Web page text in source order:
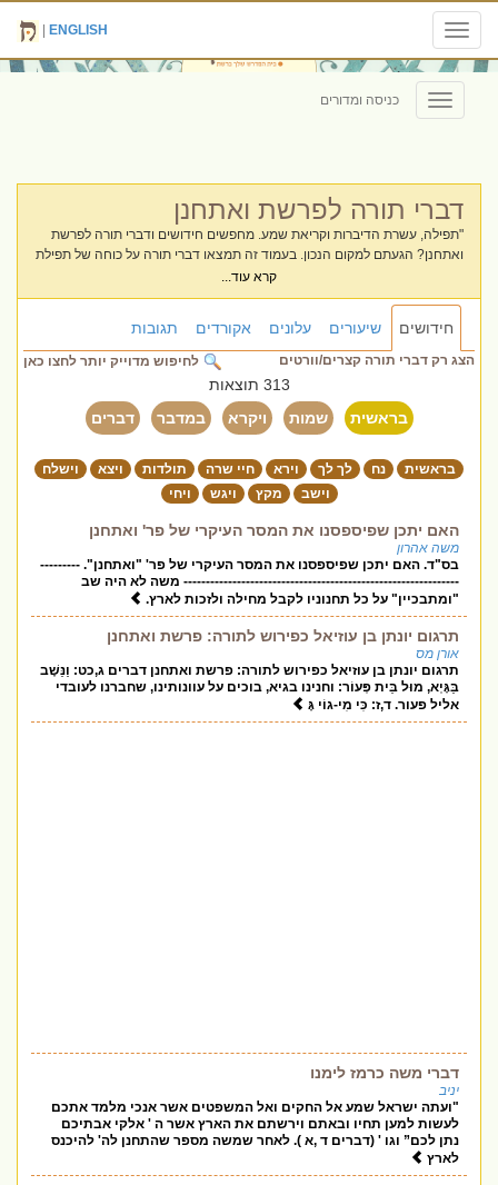
Toggle
navigation
ENGLISH
Toggle
navigation
כניסה ומדורים
דברי תורה לפרשת ואתחנן
"תפילה, עשרת הדיברות וקריאת שמע. מחפשים חידושים ודברי תורה לפרשת
ואתחנן? הגעתם למקום הנכון. בעמוד זה תמצאו דברי תורה על כוחה של תפילת
תחנונים, חשיבות העברת המסורת לילדים והקשר הנצחי בינינו לבין הבורא.
מיטב הוורטים והרעיונות מחכים לכם לקריאה ושיתוף."
קרא עוד...
חידושים שיעורים עלונים אקורדים תגובות
לחיפוש מדוייק יותר לחצו כאן הצג רק דברי תורה קצרים/וורטים
313 תוצאות
בראשית
שמות ויקרא במדבר דברים
בראשית נח לך לך וירא חיי שרה תולדות ויצא
וישלח
וישב
מקץ ויגש ויחי
האם יתכן שפיספסנו את המסר העיקרי של פר' ואתחנן
משה אהרון
בס"ד. האם יתכן שפיספסנו את המסר העיקרי של פר' "ואתחנן". ---------
-------------------------------------------------------------- משה לא היה שב
"ומתבכיין" על כל תחנוניו לקבל מחילה ולזכות לארץ.
תרגום יונתן בן עוזיאל כפירוש לתורה: פרשת ואתחנן
אורן מס
תרגום יונתן בן עוזיאל כפירוש לתורה: פרשת ואתחנן דברים ג,כט: וַנֵּשֶׁב
בַּגָּיְא, מוּל בֵּית פְּעוֹר: וחנינו בגיא, בוכים על עוונותינו, שחברנו לעובדי
אליל פעור. ד,ז: כִּי מִי-גוֹי גָּ
דברי משה כרמז לימנו
יניב
"ועתה ישראל שמע אל החקים ואל המשפטים אשר אנכי מלמד אתכם
לעשות למען תחיו ובאתם וירשתם את הארץ אשר ה ' אלקי אבתיכם
נתן לכם” וגו ' (דברים ד ,א ). לאחר שמשה מספר שהתחנן לה' להיכנס
לארץ